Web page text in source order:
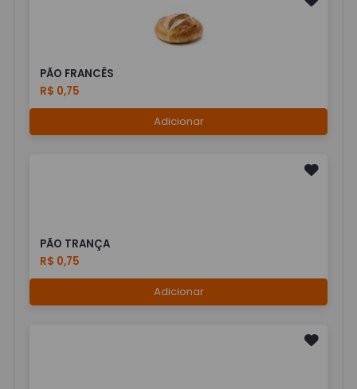
PÃO FRANCÊS
R$ 0,75
Adicionar
PÃO TRANÇA
R$ 0,75
Adicionar